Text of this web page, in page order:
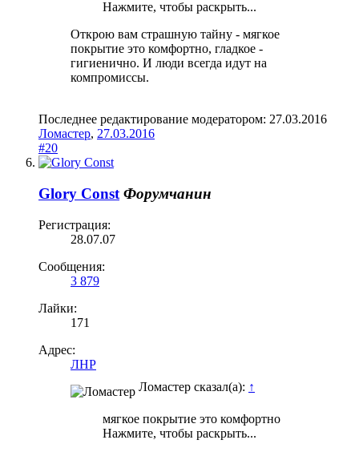
Нажмите, чтобы раскрыть...
Открою вам страшную тайну - мягкое
покрытие это комфортно, гладкое -
гигиенично. И люди всегда идут на
компромиссы.
Последнее редактирование модератором: 27.03.2016
Ломастер, 27.03.2016
#20
Glory Const Форумчанин
Регистрация:
28.07.07
Сообщения:
3 879
Лайки:
171
Адрес:
ЛНР
Ломастер сказал(а): ↑
мягкое покрытие это комфортно
Нажмите, чтобы раскрыть...